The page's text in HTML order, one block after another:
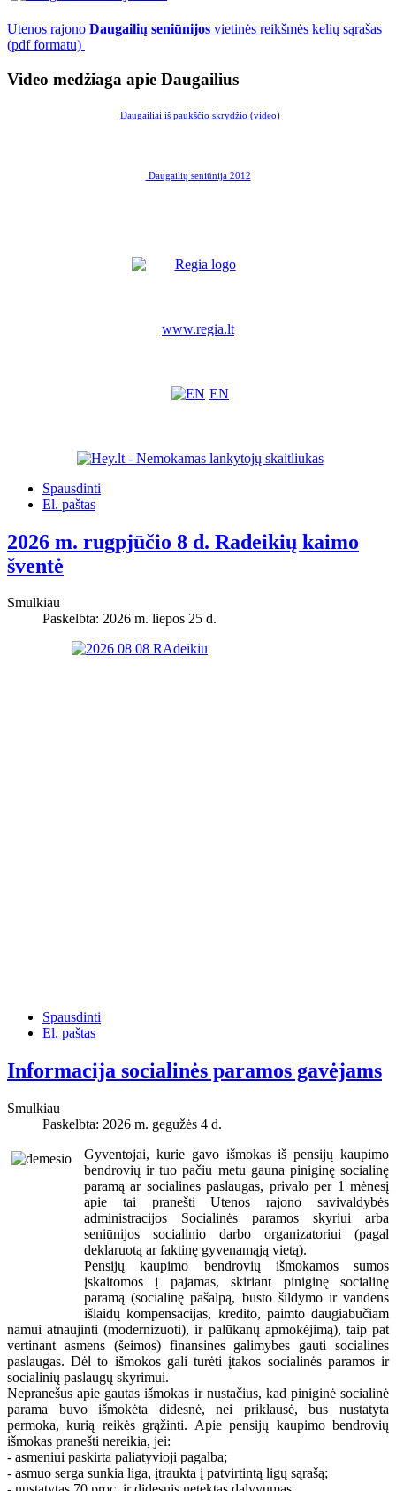
Utenos rajono Daugailių seniūnijos vietinės reikšmės kelių sąrašas
(pdf formatu)
Video medžiaga apie Daugailius
Daugailiai iš paukščio skrydžio (video)
Daugailių seniūnija 2012
www.regia.lt
EN
Spausdinti
El. paštas
2026 m. rugpjūčio 8 d. Radeikių kaimo
šventė
Smulkiau
Paskelbta: 2026 m. liepos 25 d.
Spausdinti
El. paštas
Informacija socialinės paramos gavėjams
Smulkiau
Paskelbta: 2026 m. gegužės 4 d.
Gyventojai, kurie gavo išmokas iš pensijų kaupimo
bendrovių ir tuo pačiu metu gauna piniginę socialinę
paramą ar socialines paslaugas, privalo per 1 mėnesį
apie tai pranešti Utenos rajono savivaldybės
administracijos Socialinės paramos skyriui arba
seniūnijos socialinio darbo organizatoriui (pagal
deklaruotą ar faktinę gyvenamąją vietą).
Pensijų kaupimo bendrovių išmokamos sumos
įskaitomos į pajamas, skiriant piniginę socialinę
paramą (socialinę pašalpą, būsto šildymo ir vandens
išlaidų kompensacijas, kredito, paimto daugiabučiam
namui atnaujinti (modernizuoti), ir palūkanų apmokėjimą), taip pat
vertinant asmens (šeimos) finansines galimybes gauti socialines
paslaugas. Dėl to išmokos gali turėti įtakos socialinės paramos ir
socialinių paslaugų skyrimui.
Nepranešus apie gautas išmokas ir nustačius, kad piniginė socialinė
parama buvo išmokėta didesnė, nei priklausė, bus nustatyta
permoka, kurią reikės grąžinti. Apie pensijų kaupimo bendrovių
išmokas pranešti nereikia, jei:
- asmeniui paskirta paliatyvioji pagalba;
- asmuo serga sunkia liga, įtraukta į patvirtintą ligų sąrašą;